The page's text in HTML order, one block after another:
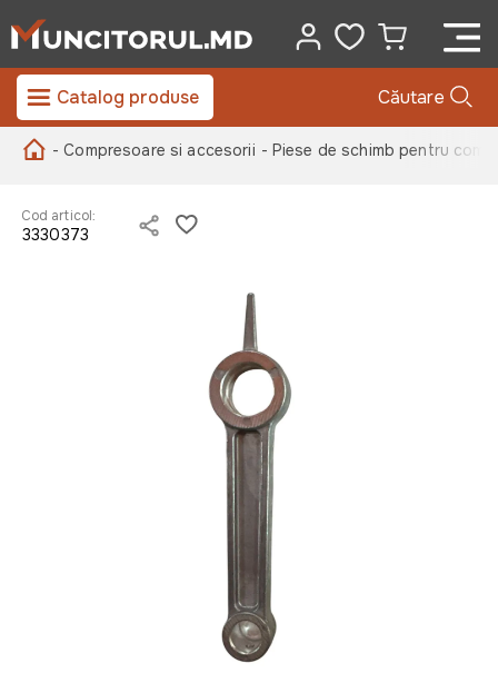
Catalog produse Căutare
- Compresoare si accesorii - Piese de schimb pentru
Cod articol:
3330373